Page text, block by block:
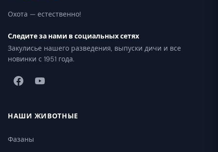
Охота — естественно!
Следите за нами в социальных сетях
Закулисье нашего разведения, выпуски дичи и все
новинки с 1951 года.
НАШИ ЖИВОТНЫЕ
Фазаны